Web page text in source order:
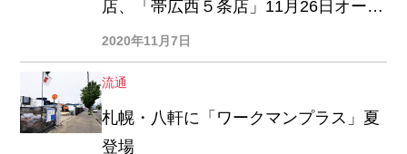
店、「帯広西５条店」11月26日オープ
ン
2020年11月7日
流通
札幌・八軒に「ワークマンプラス」夏
登場